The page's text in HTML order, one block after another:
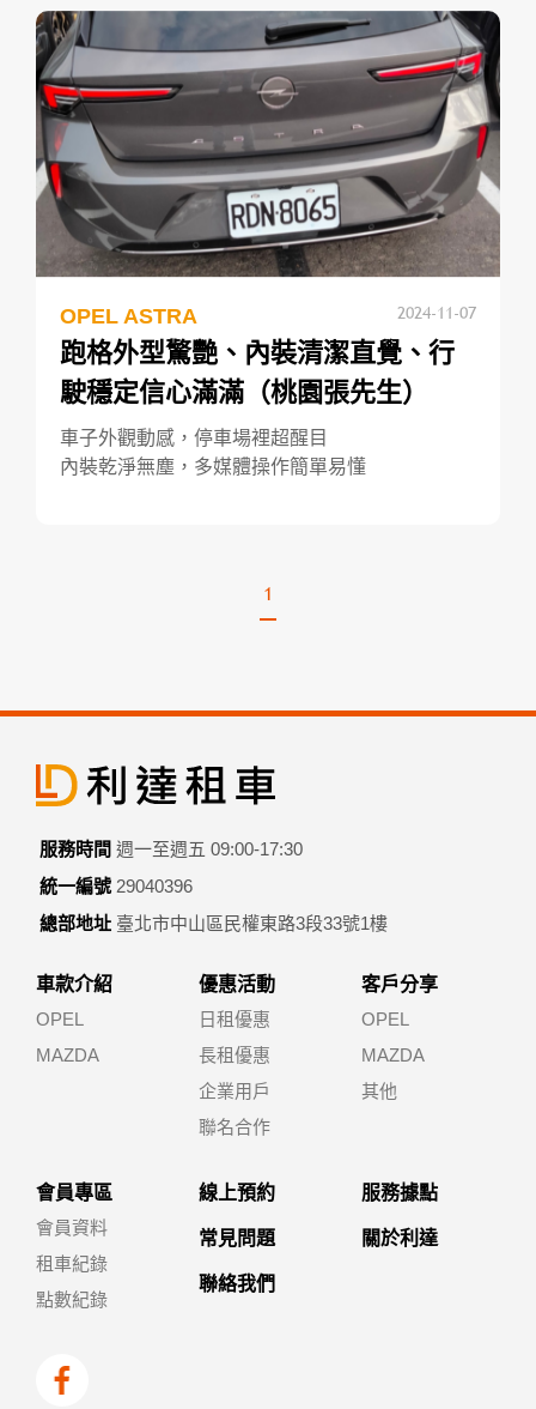
OPEL ASTRA 2024-11-07
跑格外型驚艷、內裝清潔直覺、行
駛穩定信心滿滿（桃園張先生）
車子外觀動感，停車場裡超醒目
內裝乾淨無塵，多媒體操作簡單易懂
1
服務時間 週一至週五 09:00-17:30
統一編號 29040396
總部地址 臺北市中山區民權東路3段33號1樓
車款介紹
OPEL
MAZDA
優惠活動
日租優惠
長租優惠
企業用戶
聯名合作
客戶分享
OPEL
MAZDA
其他
會員專區
會員資料
租車紀錄
點數紀錄
線上預約 服務據點
常見問題 關於利達
聯絡我們